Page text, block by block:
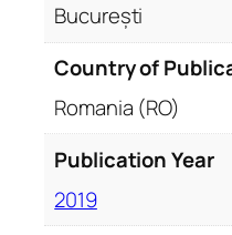
București
Country of
Romania (RO)
Publication Year
2019